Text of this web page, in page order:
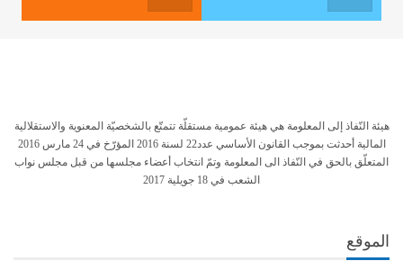
هيئة النّفاذ إلى المعلومة هي هيئة عمومية مستقلّة تتمتّع بالشخصيّة المعنوية والاستقلالية
المالية أحدثت بموجب القانون الأساسي عدد22 لسنة 2016 المؤرّخ في 24 مارس 2016
المتعلّق بالحق في النّفاذ الى المعلومة وتمّ انتخاب أعضاء مجلسها من قبل مجلس نواب
الشعب في 18 جويلية 2017
الموقع